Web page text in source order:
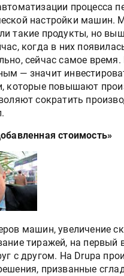
процесса
настройки машин.
такие продукты, но
когда в них
сейчас самое
— значит
которые повышают
сократить
стоимость»
машин, увеличение
тиражей, на первый
с другом. На Drupa
призванные